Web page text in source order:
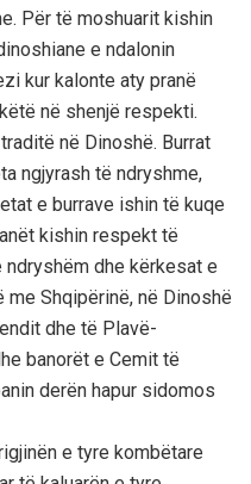
Pёr tё moshuarit kishin
e ndalonin
kur kalonte aty pranё
nё shenjё respekti.
nё Dinoshё. Burrat
ngjyrash tё ndryshme,
e burrave ishin tё kuqe
kishin respekt tё
dhe kёrkesat e
Shqipёrinё, nё Dinoshё
dhe tё Plavё-
banorёt e Cemit tё
derёn hapur sidomos
e tyre kombёtare